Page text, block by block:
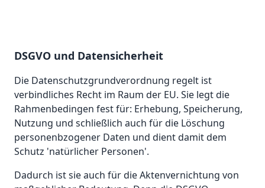
DSGVO und Datensicherheit
Die Datenschutzgrundverordnung regelt ist
verbindliches Recht im Raum der EU. Sie legt die
Rahmenbedingen fest für: Erhebung, Speicherung,
Nutzung und schließlich auch für die Löschung
personenbzogener Daten und dient damit dem
Schutz 'natürlicher Personen'.
Dadurch ist sie auch für die Aktenvernichtung von